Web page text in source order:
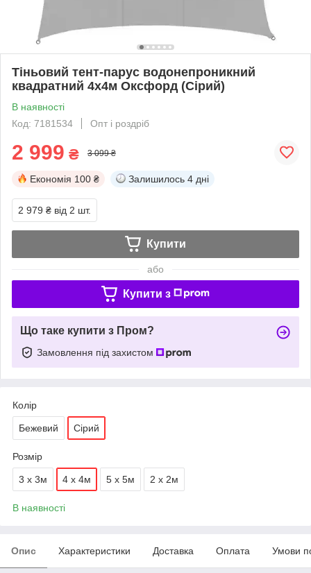
Тіньовий тент-парус водонепроникний
квадратний 4х4м Оксфорд (Сірий)
В наявності
Код: 7181534
Опт і роздріб
2 999 ₴ 3 099 ₴
Економія 100 ₴ Залишилось 4 дні
2 979 ₴ від 2 шт.
Купити
або
Купити з
Що таке купити з Пром?
Замовлення під захистом
Колір
Бежевий Сірий
Розмір
3 х 3м 4 х 4м 5 х 5м 2 х 2м
В наявності
Опис Характеристики Доставка Оплата Умови